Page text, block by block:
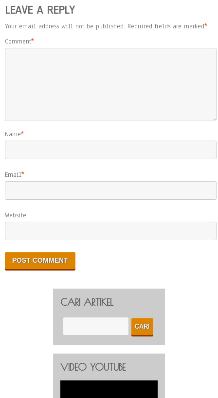
LEAVE A REPLY
Your email address will not be published. Required fields are marked*
Comment*
Name*
Email*
Website
CARI ARTIKEL
VIDEO YOUTUBE